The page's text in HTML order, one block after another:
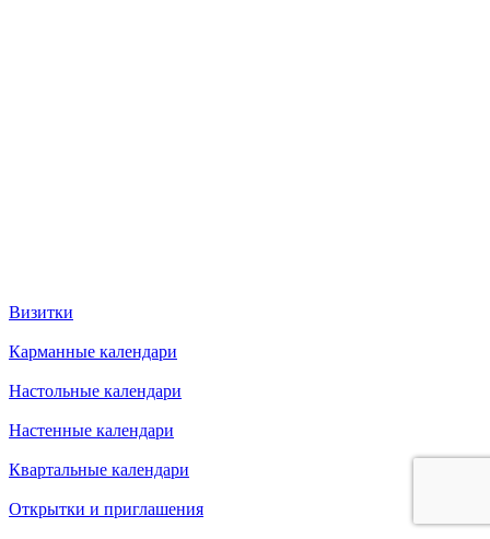
Визитки
Карманные календари
Настольные календари
Настенные календари
Квартальные календари
Открытки и приглашения